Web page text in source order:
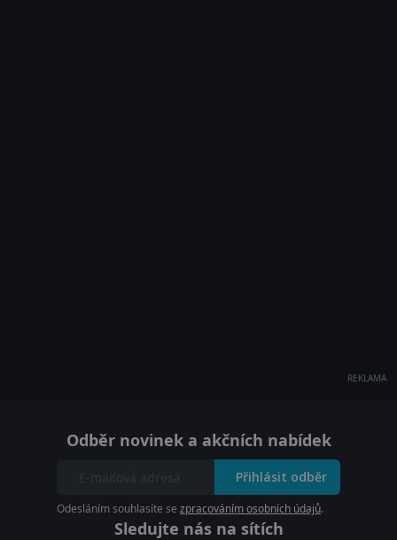
REKLAMA
Odběr novinek a akčních nabídek
Přihlásit odběr
Odesláním souhlasíte se zpracováním osobních údajů.
Sledujte nás na sítích